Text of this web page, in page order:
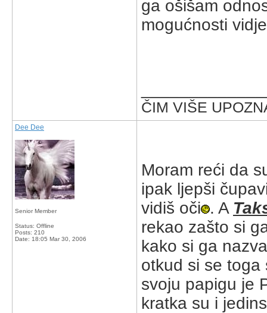
ga ošišam
mogućnosti
ČIM VIŠE
Dee Dee
Senior Member
Status: Offline
Posts: 210
Date: 18:05 Mar 30, 2006
Moram reći da
ipak ljepši
vidiš oči . A
rekao zašto si
kako si ga
otkud si se toga
svoju papigu je
kratka su i